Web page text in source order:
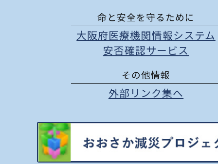
命と安全を守るために
大阪府医療機関情報システム
安否確認サービス
その他情報
外部リンク集へ